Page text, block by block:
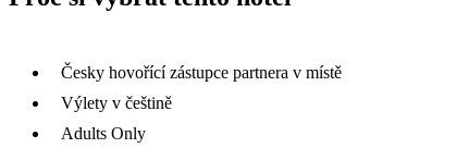
Česky hovořící zástupce partnera v místě
Výlety v češtině
Adults Only